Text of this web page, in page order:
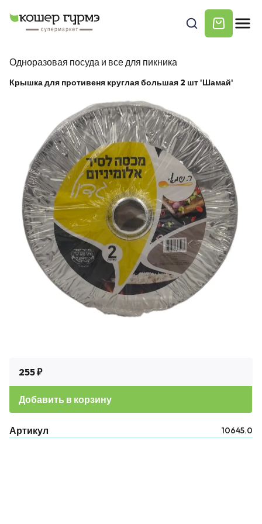
Одноразовая посуда и все для пикника
Крышка для противеня круглая большая 2 шт 'Шамай'
255 ₽
Добавить в корзину
Артикул 10645.0